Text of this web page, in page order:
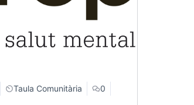
Taula Comunitària
0